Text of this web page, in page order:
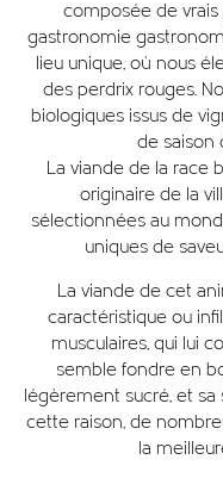
composée de
gastronomie
lieu unique, où nous
des perdrix rouges.
biologiques issus de
de saison
La viande de la race
originaire de la
sélectionnées au
uniques de
La viande de cet
caractéristique ou
musculaires, qui lui
semble fondre en
légèrement sucré, et
cette raison, de
la